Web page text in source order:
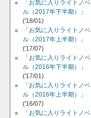
「お気に入りライトノベ
ル（2017年下半期）」
('18/01)
「お気に入りライトノベ
ル（2017年上半期）」
('17/07)
「お気に入りライトノベ
ル（2016年下半期）」
('17/01)
「お気に入りライトノベ
ル（2016年上半期）」
('16/07)
「お気に入りライトノベ